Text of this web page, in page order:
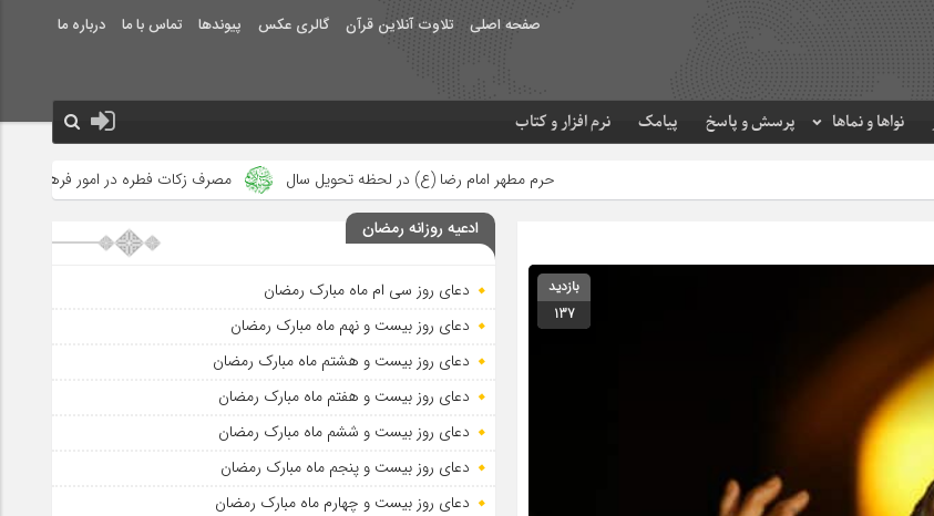
صفحه اصلی تلاوت آنلاین قرآن گالری عکس پیوندها تماس با ما درباره ما
نواها و نماها پرسش و پاسخ پیامک نرم افزار و کتاب
حرم مطهر امام رضا (ع) در لحظه تحویل سال مصرف زکات فطره در امور فرهنگی جلوه‌های بزرگ نصرت
بازدید
137
ادعیه روزانه رمضان
دعای روز سی ام ماه مبارک رمضان
دعای روز بیست و نهم ماه مبارک رمضان
دعای روز بیست و هشتم ماه مبارک رمضان
دعای روز بیست و هفتم ماه مبارک رمضان
دعای روز بیست و ششم ماه مبارک رمضان
دعای روز بیست و پنجم ماه مبارک رمضان
دعای روز بیست و چهارم ماه مبارک رمضان